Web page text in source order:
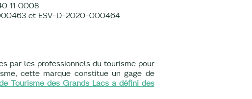
11 0008
et ESV-D-2020-000464
par les professionnels du tourisme pour
cette marque constitue un gage de
Tourisme des Grands Lacs a défini des